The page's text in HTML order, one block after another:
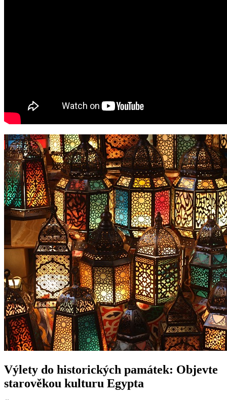
Výlety do historických památek: Objevte
starověkou kulturu Egypta